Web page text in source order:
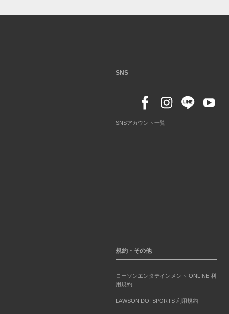
SNS
SNSアカウント一覧
規約・その他
ローソンエンタテインメント ONLINE 利
用規約
LAWSON DO! SPORTS 利用規約